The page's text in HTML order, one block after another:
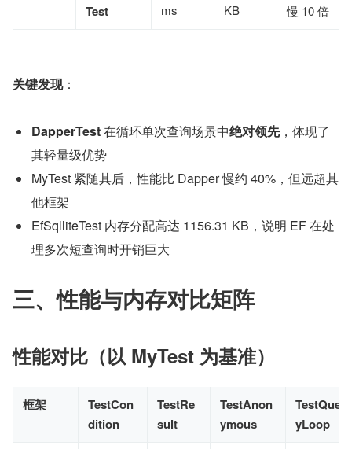
Test
ms
KB
慢 10 倍
关键发现​：
DapperTest 在循环单次查询场景中​绝对领先​，体现了
其轻量级优势
MyTest 紧随其后，性能比 Dapper 慢约 40%，但远超其
他框架
EfSqlliteTest 内存分配高达 1156.31 KB，说明 EF 在处
理多次短查询时开销巨大
三、性能与内存对比矩阵
性能对比（以 MyTest 为基准）
框架
TestCon
dition
TestRe
sult
TestAnon
ymous
TestQuer
yLoop